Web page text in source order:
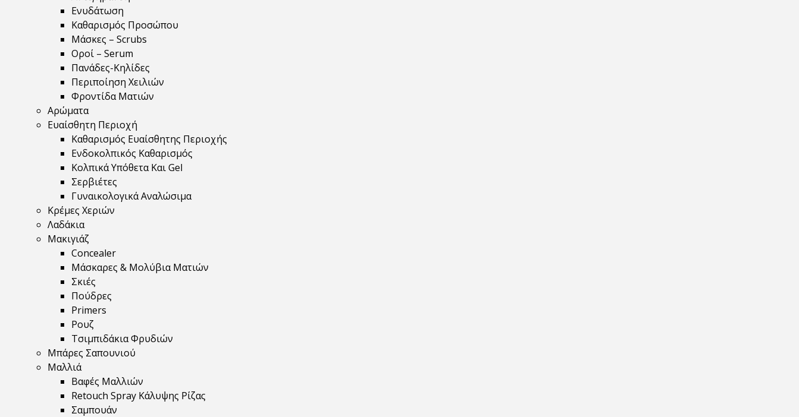
Ενυδάτωση
Καθαρισμός Προσώπου
Μάσκες – Scrubs
Οροί – Serum
Πανάδες-Κηλίδες
Περιποίηση Χειλιών
Φροντίδα Ματιών
Αρώματα
Ευαίσθητη Περιοχή
Καθαρισμός Ευαίσθητης Περιοχής
Ενδοκολπικός Καθαρισμός
Κολπικά Υπόθετα Και Gel
Σερβιέτες
Γυναικολογικά Αναλώσιμα
Κρέμες Χεριών
Λαδάκια
Μακιγιάζ
Concealer
Μάσκαρες & Μολύβια Ματιών
Σκιές
Πούδρες
Primers
Ρουζ
Τσιμπιδάκια Φρυδιών
Μπάρες Σαπουνιού
Μαλλιά
Βαφές Μαλλιών
Retouch Spray Κάλυψης Ρίζας
Σαμπουάν